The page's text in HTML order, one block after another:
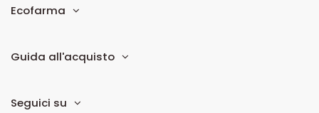
Ecofarma
Guida all'acquisto
Seguici su